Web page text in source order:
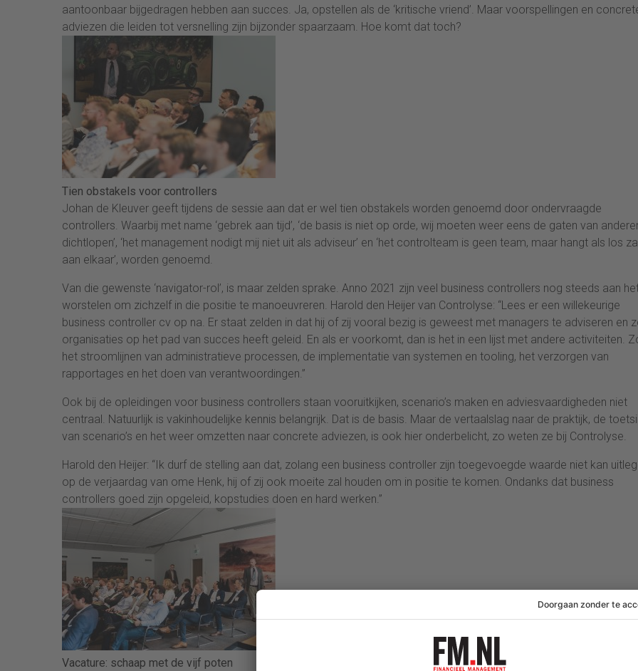
aantoonbaar bijgedragen hebben aan succes. Ja, opstellen als de ‘kritische vriend’. Maar voorspellingen en
adviezen die leiden tot versnelling zijn bijzonder spaarzaam. Hoe komt dat toch?
Tien obstakels voor controllers
Johan de Kleuver geeft tijdens de sessie aan dat er wel tien obstakels worden genoemd door ondervraagde
controllers. Waarbij met name ‘gebrek aan tijd’, ‘de basis is niet op orde, wij moeten weer eens de gaten van
dichtlopen’, ‘het management nodigt mij niet uit als adviseur’ en ‘het controlteam is geen team, maar hangt als los
aan elkaar’, worden genoemd.
Van die gewenste ‘navigator-rol’, is maar zelden sprake. Anno 2021 zijn veel business controllers nog steeds aan
worstelen om zichzelf in die positie te manoeuvreren. Harold den Heijer van Controlyse: “Lees er een willekeurige
business controller cv op na. Er staat zelden in dat hij of zij vooral bezig is geweest met managers te adviseren en
organisaties op het pad van succes heeft geleid. En als er voorkomt, dan is het in een lijst met andere activiteiten.
het stroomlijnen van administratieve processen, de implementatie van systemen en tooling, het verzorgen van
rapportages en het doen van verantwoordingen.”
Ook bij de opleidingen voor business controllers staan vooruitkijken, scenario’s maken en adviesvaardigheden niet
centraal. Natuurlijk is vakinhoudelijke kennis belangrijk. Dat is de basis. Maar de vertaalslag naar de praktijk, de
van scenario’s en het weer omzetten naar concrete adviezen, is ook hier onderbelicht, zo weten ze bij Controlyse.
Harold den Heijer: “Ik durf de stelling aan dat, zolang een business controller zijn toegevoegde waarde niet kan
op de verjaardag van ome Henk, hij of zij ook moeite zal houden om in positie te komen. Ondanks dat business
controllers goed zijn opgeleid, kopstudies doen en hard werken.”
Vacature: schaap met de vijf poten